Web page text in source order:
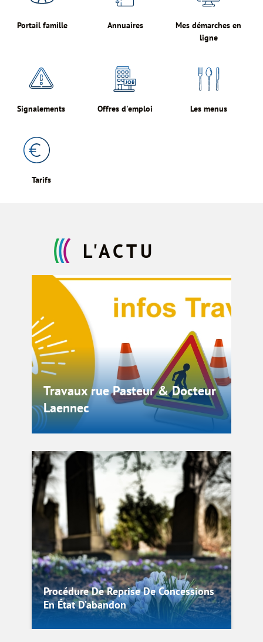
Portail famille Annuaires
Mes démarches en
ligne
Signalements Offres d'emploi Les menus
Tarifs
L'ACTU
Travaux rue Pasteur & Docteur
Laennec
Procédure De Reprise De Concessions
En État D’abandon